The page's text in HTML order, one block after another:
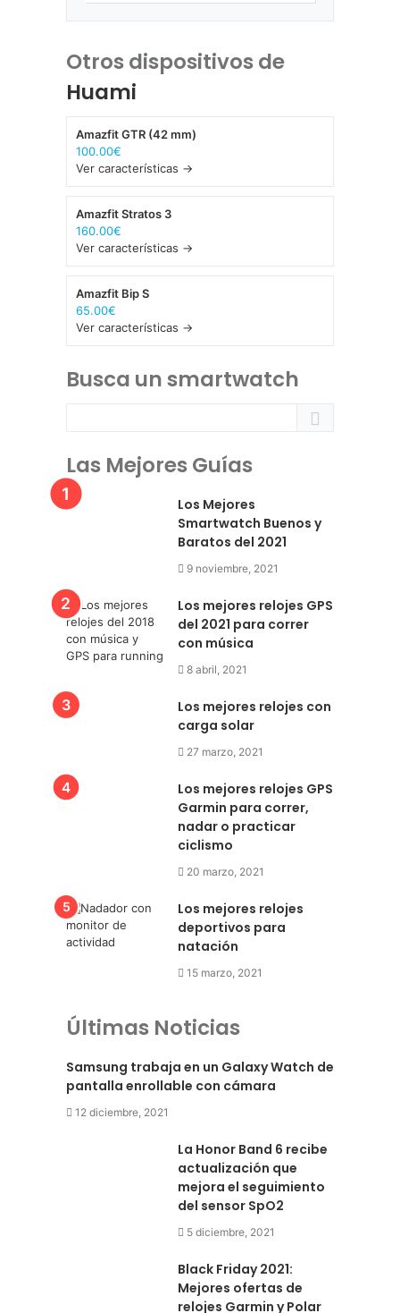
Otros dispositivos de
Huami
Amazfit GTR (42 mm)
100.00€
Ver características →
Amazfit Stratos 3
160.00€
Ver características →
Amazfit Bip S
65.00€
Ver características →
Busca un smartwatch
Las Mejores Guías
Los Mejores
Smartwatch Buenos y
Baratos del 2021
9 noviembre, 2021
Los mejores relojes GPS
del 2021 para correr
con música
8 abril, 2021
Los mejores relojes con
carga solar
27 marzo, 2021
Los mejores relojes GPS
Garmin para correr,
nadar o practicar
ciclismo
20 marzo, 2021
Los mejores relojes
deportivos para
natación
15 marzo, 2021
Últimas Noticias
Samsung trabaja en un Galaxy Watch de
pantalla enrollable con cámara
12 diciembre, 2021
La Honor Band 6 recibe
actualización que
mejora el seguimiento
del sensor SpO2
5 diciembre, 2021
Black Friday 2021:
Mejores ofertas de
relojes Garmin y Polar